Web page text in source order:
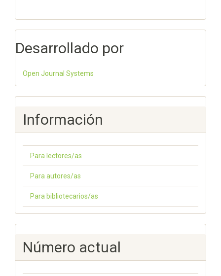
Desarrollado por
Open Journal Systems
Información
Para lectores/as
Para autores/as
Para bibliotecarios/as
Número actual